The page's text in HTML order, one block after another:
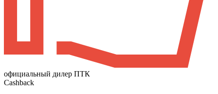
официальный дилер ПТК
Cashback